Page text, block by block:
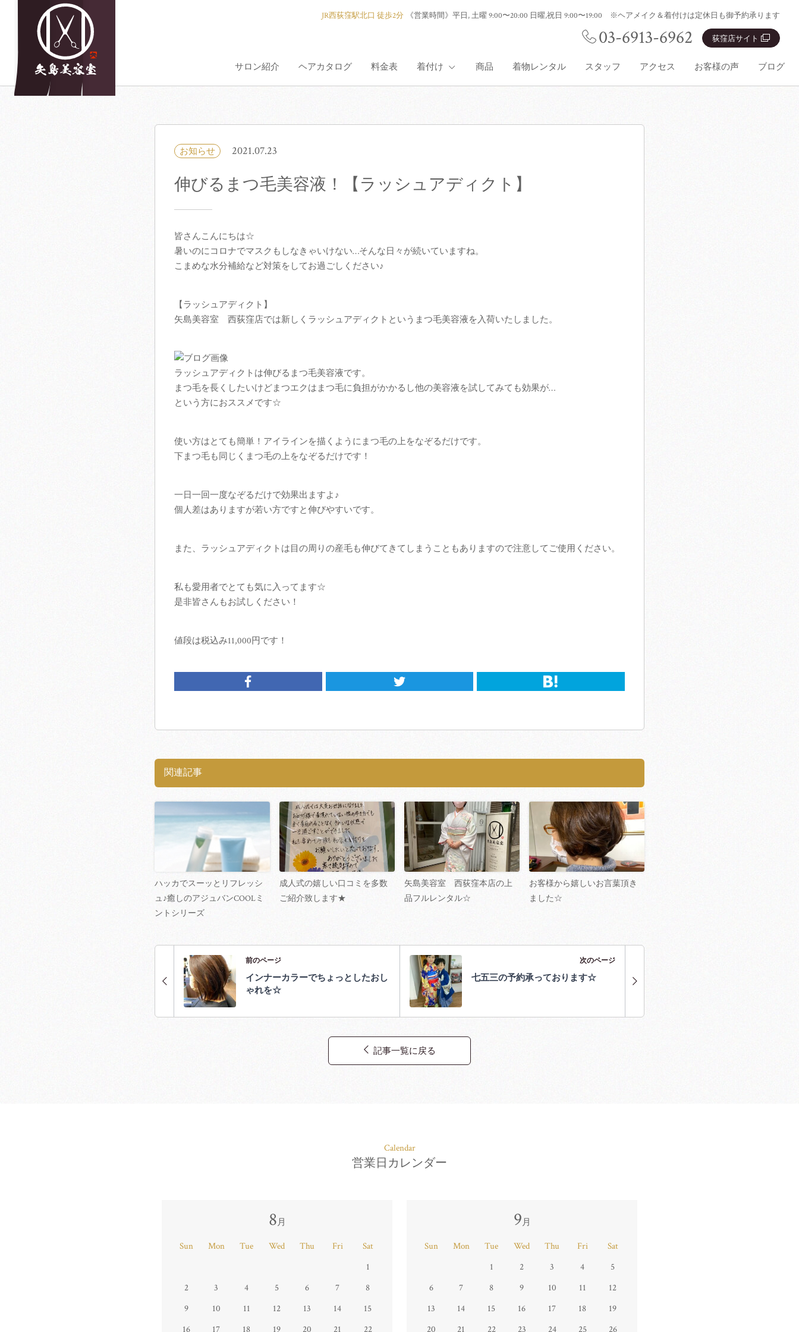
JR西荻窪駅北口 徒歩2分 《営業時間》 平日, 土曜 9:00〜20:00 日曜,祝日 9:00〜19:00 ※ヘアメイク＆着付けは定休日も御予約承ります
03-6913-6962 荻窪店サイト
サロン紹介 ヘアカタログ 料金表 着付け
着付け紹介
成人式
訪問着
商品 着物レンタル スタッフ アクセス お客様の声 ブログ
お知らせ 2021.07.23
伸びるまつ毛美容液！【ラッシュアディクト】
皆さんこんにちは☆
暑いのにコロナでマスクもしなきゃいけない…そんな日々が続いていますね。
こまめな水分補給など対策をしてお過ごしください♪
【ラッシュアディクト】
矢島美容室 西荻窪店では新しくラッシュアディクトというまつ毛美容液を入荷いたしました。
ラッシュアディクトは伸びるまつ毛美容液です。
まつ毛を長くしたいけどまつエクはまつ毛に負担がかかるし他の美容液を試してみても効果が…
という方におススメです☆
使い方はとても簡単！アイラインを描くようにまつ毛の上をなぞるだけです。
下まつ毛も同じくまつ毛の上をなぞるだけです！
一日一回一度なぞるだけで効果出ますよ♪
個人差はありますが若い方ですと伸びやすいです。
また、ラッシュアディクトは目の周りの産毛も伸びてきてしまうこともありますので注意してご使用ください。
私も愛用者でとても気に入ってます☆
是非皆さんもお試しください！
値段は税込み11,000円です！
関連記事
ハッカでスーッとリフレッシ
ュ♪癒しのアジュバンCOOLミ
ントシリーズ
成人式の嬉しい口コミを多数
ご紹介致します★
矢島美容室 西荻窪本店の上
品フルレンタル☆
お客様から嬉しいお言葉頂き
ました☆
前のページ
インナーカラーでちょっとしたおし
ゃれを☆
次のページ
七五三の予約承っております☆
記事一覧に戻る
Calendar
営業日カレンダー
8月
Sun Mon Tue Wed Thu Fri
Sat
1
2
3 4 5 6 7
8
9
10 11 12 13 14
15
16
17 18 19 20 21
22
9月
Sun Mon Tue Wed Thu Fri
Sat
1
2 3 4
5
6
7 8 9 10 11
12
13
14 15 16 17 18
19
20
21 22 23 24 25
26